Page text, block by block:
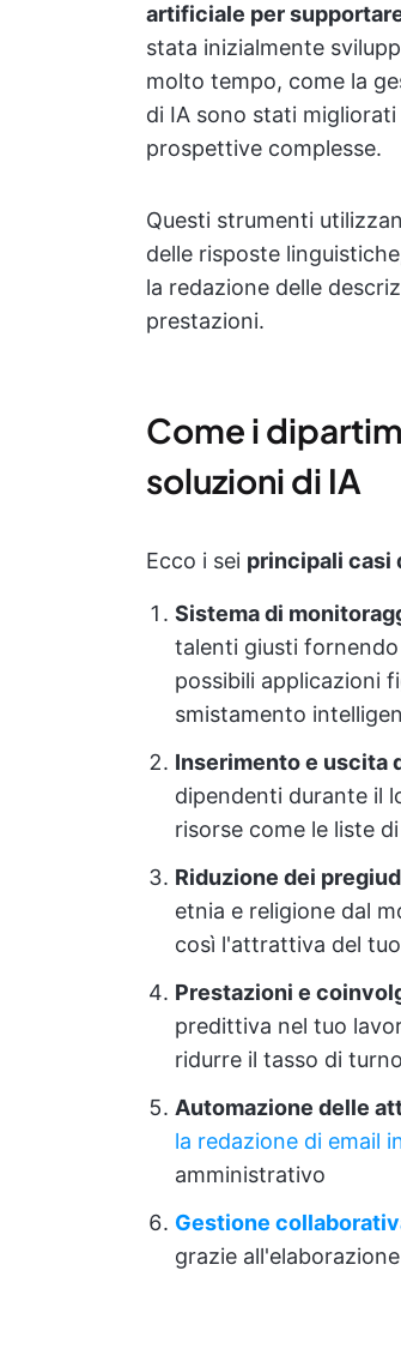
artificiale per
stata inizialmente
molto tempo, come la
di IA sono stati
prospettive complesse.
Questi strumenti
delle risposte
la redazione delle
prestazioni.
Come i
soluzioni di IA
Ecco i sei principali casi
Sistema di
talenti giusti
possibili applicazioni
smistamento
Inserimento e uscita
dipendenti durante il
risorse come le liste
Riduzione dei
etnia e religione dal
così l'attrattiva del
Prestazioni e
predittiva nel tuo
ridurre il tasso di
Automazione delle
la redazione di email
amministrativo
Gestione
grazie